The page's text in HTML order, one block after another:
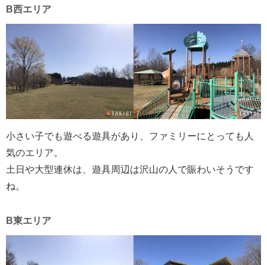
B西エリア
小さい子でも遊べる遊具があり、ファミリーにとっても人
気のエリア。
土日や大型連休は、遊具周辺は沢山の人で賑わいそうです
ね。
B東エリア